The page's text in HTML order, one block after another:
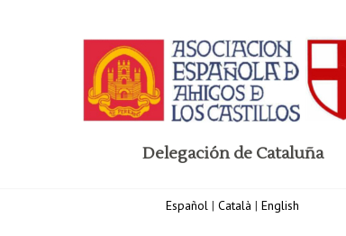
Delegación de Cataluña
Español | Català | English